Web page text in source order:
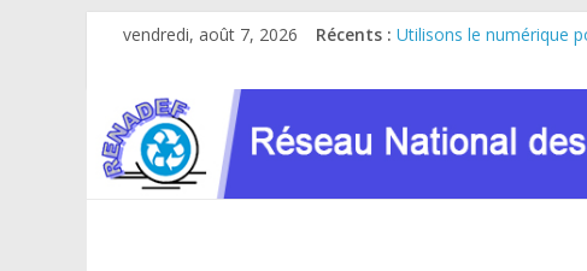
Passervendredi, août 7, 2026 Récents : Utilisons le numérique
RDC : Sous
Atelier de consultation